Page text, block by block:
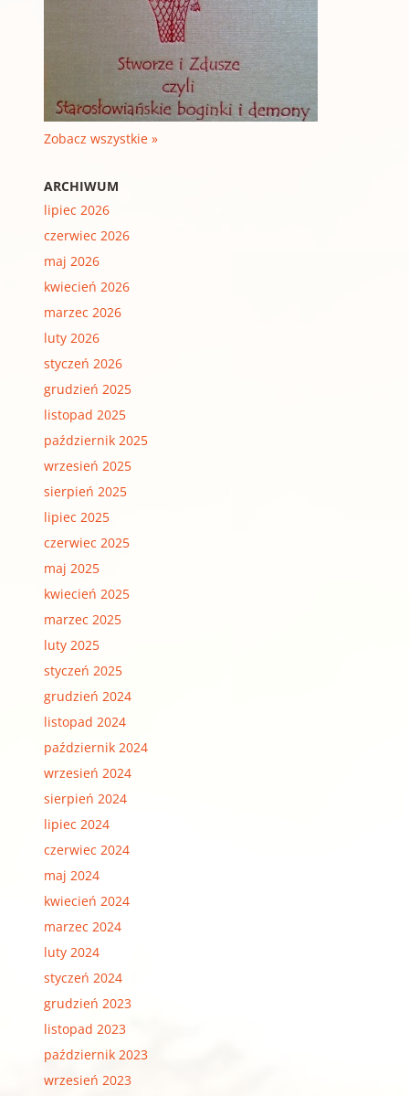
Zobacz wszystkie »
ARCHIWUM
lipiec 2026
czerwiec 2026
maj 2026
kwiecień 2026
marzec 2026
luty 2026
styczeń 2026
grudzień 2025
listopad 2025
październik 2025
wrzesień 2025
sierpień 2025
lipiec 2025
czerwiec 2025
maj 2025
kwiecień 2025
marzec 2025
luty 2025
styczeń 2025
grudzień 2024
listopad 2024
październik 2024
wrzesień 2024
sierpień 2024
lipiec 2024
czerwiec 2024
maj 2024
kwiecień 2024
marzec 2024
luty 2024
styczeń 2024
grudzień 2023
listopad 2023
październik 2023
wrzesień 2023